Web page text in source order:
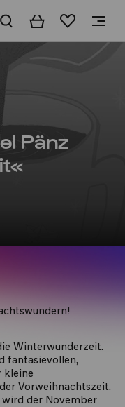
WarenkorbMerkliste
Pänz
Winterwunderzeit.
fantasievollen,
kleine
Vorweihnachtszeit.
der November